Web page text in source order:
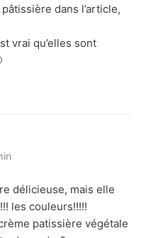
dans l’article,
vrai qu’elles sont
délicieuse, mais elle
les couleurs!!!!!
patissière végétale